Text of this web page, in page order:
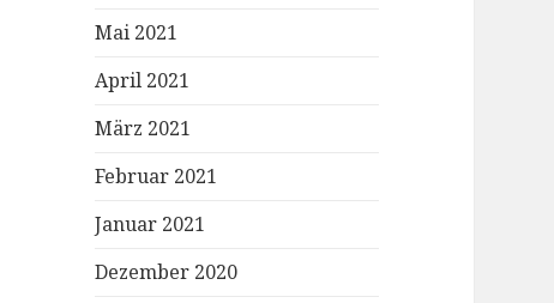
Mai 2021
April 2021
März 2021
Februar 2021
Januar 2021
Dezember 2020